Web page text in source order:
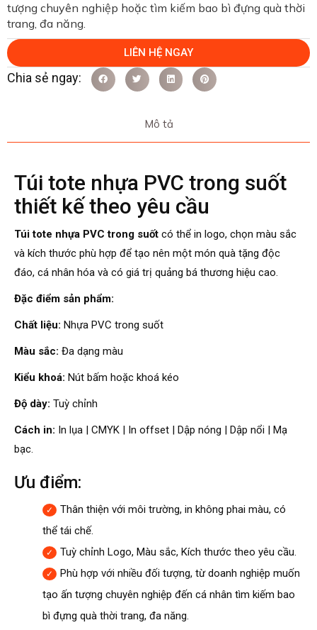
tượng chuyên nghiệp hoặc tìm kiếm bao bì đựng quà thời
trang, đa năng.
LIÊN HỆ NGAY
Mô tả
Túi tote nhựa PVC trong suốt
thiết kế theo yêu cầu
Túi tote nhựa PVC trong suốt có thể in logo, chọn màu sắc
và kích thước phù hợp để tạo nên một món quà tặng độc
đáo, cá nhân hóa và có giá trị quảng bá thương hiệu cao.
Đặc điểm sản phẩm:
Chất liệu: Nhựa PVC trong suốt
Màu sắc: Đa dạng màu
Kiểu khoá: Nút bấm hoặc khoá kéo
Độ dày: Tuỳ chỉnh
Cách in: In lụa | CMYK | In offset | Dập nóng | Dập nổi | Mạ
bạc.
Ưu điểm:
Thân thiện với môi trường, in không phai màu, có
thể tái chế.
Tuỳ chỉnh Logo, Màu sắc, Kích thước theo yêu cầu.
Phù hợp với nhiều đối tượng, từ doanh nghiệp muốn
tạo ấn tượng chuyên nghiệp đến cá nhân tìm kiếm bao
bì đựng quà thời trang, đa năng.